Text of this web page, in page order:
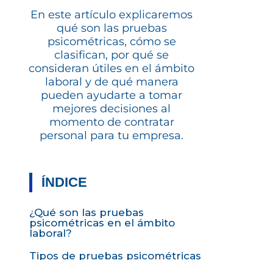
En este artículo explicaremos
qué son las pruebas
psicométricas, cómo se
clasifican, por qué se
consideran útiles en el ámbito
laboral y de qué manera
pueden ayudarte a tomar
mejores decisiones al
momento de contratar
personal para tu empresa.
ÍNDICE
¿Qué son las pruebas
psicométricas en el ámbito
laboral?
Tipos de pruebas psicométricas